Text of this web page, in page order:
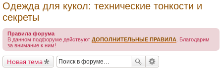
Одежда для кукол: технические тонкости и
секреты
Правила форума
В данном подфоруме действуют ДОПОЛНИТЕЛЬНЫЕ ПРАВИЛА . Благодарим
за внимание к ним!
Новая тема